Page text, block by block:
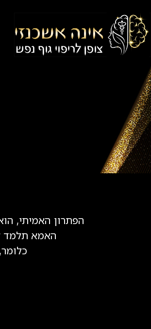
הפתרון האמיתי,
האמא תלמד